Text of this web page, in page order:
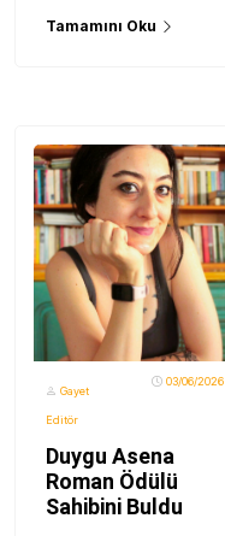
Tamamını Oku
Gayet
Editör
03/06/2026
Duygu Asena
Roman Ödülü
Sahibini Buldu